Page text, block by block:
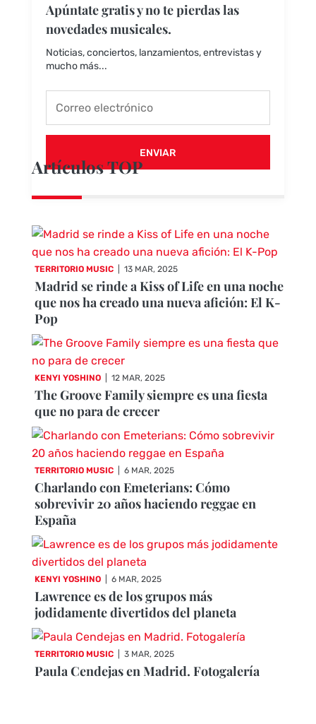
Apúntate gratis y no te pierdas las
novedades musicales.
Noticias, conciertos, lanzamientos, entrevistas y
mucho más...
ENVIAR
Artículos TOP
TERRITORIO MUSIC 13 MAR, 2025
Madrid se rinde a Kiss of Life en una noche
que nos ha creado una nueva afición: El K-
Pop
KENYI YOSHINO 12 MAR, 2025
The Groove Family siempre es una fiesta
que no para de crecer
TERRITORIO MUSIC 6 MAR, 2025
Charlando con Emeterians: Cómo
sobrevivir 20 años haciendo reggae en
España
KENYI YOSHINO 6 MAR, 2025
Lawrence es de los grupos más
jodidamente divertidos del planeta
TERRITORIO MUSIC 3 MAR, 2025
Paula Cendejas en Madrid. Fotogalería